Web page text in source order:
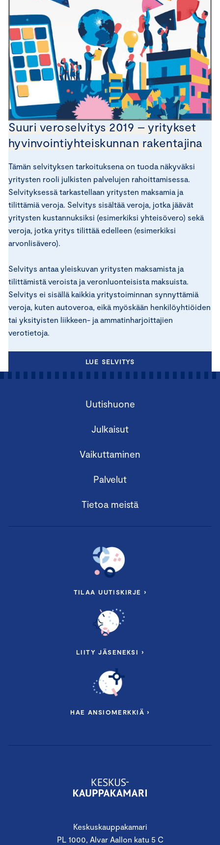
Suuri veroselvitys 2019 – yritykset
hyvinvointiyhteiskunnan rakentajina
Tämän selvityksen tarkoituksena on tuoda näkyväksi
yritysten rooli julkisten palvelujen rahoittamisessa.
Selvityksessä tarkastellaan yritysten maksamia ja
tilittämiä veroja. Selvitys sisältää veroja, jotka jäävät
yritysten kustannuksiksi (esimerkiksi yhteisövero) sekä
veroja, jotka yritys tilittää edelleen (esimerkiksi
arvonlisävero).
Selvitys antaa yleiskuvan yritysten maksamista ja
tilittämistä veroista ja veronluonteisista maksuista.
Selvitys ei sisällä kaikkia yritystoiminnan synnyttämiä
veroja, kuten autoveroa, eikä myöskään henkilöyhtiöiden
tai yksityisten liikkeen- ja ammatinharjoittajien
verotietoja.
LUE SELVITYS
Keskuskauppakamari
PL 1000, Alvar Aallon katu 5 C
Uutishuone
Julkaisut
Vaikuttaminen
Palvelut
Tietoa meistä
TILAA UUTISKIRJE ›
LIITY JÄSENEKSI ›
HAE ANSIOMERKKIÄ ›